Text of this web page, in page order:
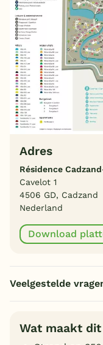
Adres
Résidence
Cavelot 1
4506 GD, Cadzand
Nederland
Download
Veelgestelde
Wat maakt